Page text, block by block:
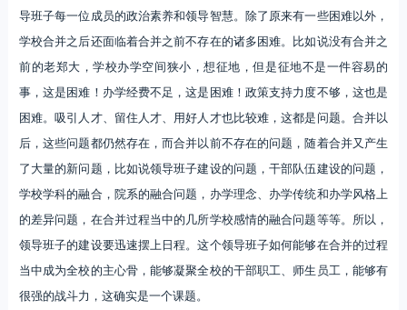
导班子每一位成员的政治素养和领导智慧。除了原来有一些困难以外，
学校合并之后还面临着合并之前不存在的诸多困难。比如说没有合并之
前的老郑大，学校办学空间狭小，想征地，但是征地不是一件容易的
事，这是困难！办学经费不足，这是困难！政策支持力度不够，这也是
困难。吸引人才、留住人才、用好人才也比较难，这都是问题。合并以
后，这些问题都仍然存在，而合并以前不存在的问题，随着合并又产生
了大量的新问题，比如说领导班子建设的问题，干部队伍建设的问题，
学校学科的融合，院系的融合问题，办学理念、办学传统和办学风格上
的差异问题，在合并过程当中的几所学校感情的融合问题等等。所以，
领导班子的建设要迅速摆上日程。这个领导班子如何能够在合并的过程
当中成为全校的主心骨，能够凝聚全校的干部职工、师生员工，能够有
很强的战斗力，这确实是一个课题。